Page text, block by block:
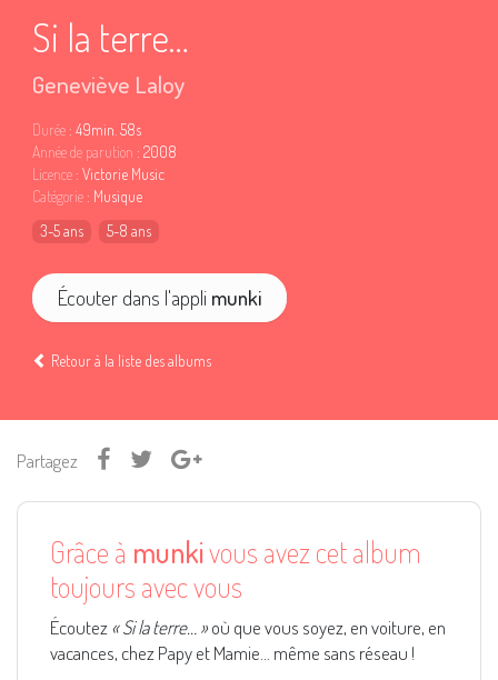
Si la terre…
Geneviève Laloy
Durée : 49min. 58s
Année de parution : 2008
Licence : Victorie Music
Catégorie : Musique
3-5 ans
5-8 ans
Écouter dans l'appli munki
Retour à la liste des albums
Partagez
Grâce à munkivous avez cet album
toujours avec vous
Écoutez « Si la terre… »où que vous soyez, en voiture, en
vacances, chez Papy et Mamie... même sans réseau !